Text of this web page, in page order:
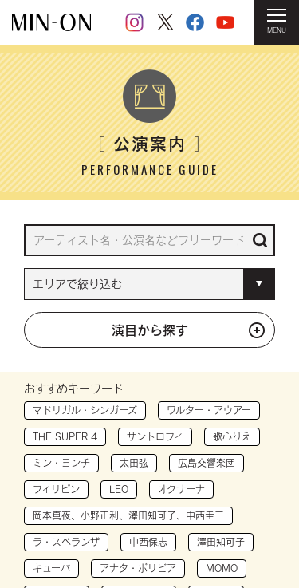
MENU
HOME ＞ 公演案内
［公演案内］
PERFORMANCE GUIDE
演目から探す
おすすめキーワード
マドリガル・シンガーズ ワルター・アウアー
THE SUPER 4 サントロフィ 歌心りえ
ミン・ヨンチ 太田弦 広島交響楽団
フィリピン LEO オクサーナ
岡本真夜、小野正利、澤田知可子、中西圭三
ラ・スペランザ 中西保志 澤田知可子
キューバ アナタ・ボリビア MOMO